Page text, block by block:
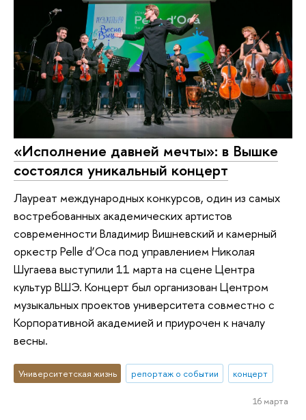
«Исполнение давней мечты»: в Вышке
состоялся уникальный концерт
Лауреат международных конкурсов, один из самых
востребованных академических артистов
современности Владимир Вишневский и камерный
оркестр Pelle d’Oca под управлением Николая
Шугаева выступили 11 марта на сцене Центра
культур ВШЭ. Концерт был организован Центром
музыкальных проектов университета совместно с
Корпоративной академией и приурочен к началу
весны.
Университетская жизнь репортаж о событии концерт
16 марта